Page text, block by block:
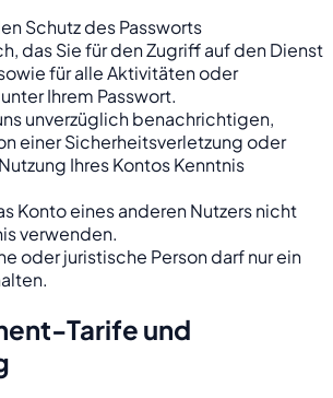
Schutz des Passworts
das Sie für den Zugriff auf den Dienst
für alle Aktivitäten oder
Ihrem Passwort.
unverzüglich benachrichtigen,
einer Sicherheitsverletzung oder
Ihres Kontos Kenntnis
Konto eines anderen Nutzers nicht
verwenden.
oder juristische Person darf nur ein
Tarife und